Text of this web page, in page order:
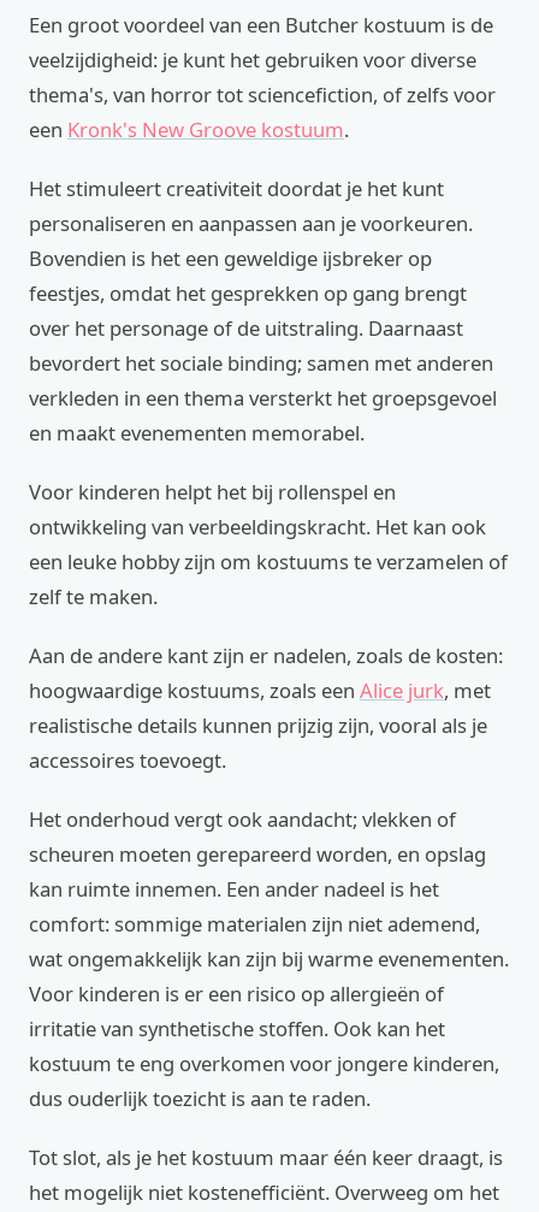
Een groot voordeel van een Butcher kostuum is de
veelzijdigheid: je kunt het gebruiken voor diverse
thema's, van horror tot sciencefiction, of zelfs voor
een Kronk's New Groove kostuum.
Het stimuleert creativiteit doordat je het kunt
personaliseren en aanpassen aan je voorkeuren.
Bovendien is het een geweldige ijsbreker op
feestjes, omdat het gesprekken op gang brengt
over het personage of de uitstraling. Daarnaast
bevordert het sociale binding; samen met anderen
verkleden in een thema versterkt het groepsgevoel
en maakt evenementen memorabel.
Voor kinderen helpt het bij rollenspel en
ontwikkeling van verbeeldingskracht. Het kan ook
een leuke hobby zijn om kostuums te verzamelen of
zelf te maken.
Aan de andere kant zijn er nadelen, zoals de kosten:
hoogwaardige kostuums, zoals een Alice jurk, met
realistische details kunnen prijzig zijn, vooral als je
accessoires toevoegt.
Het onderhoud vergt ook aandacht; vlekken of
scheuren moeten gerepareerd worden, en opslag
kan ruimte innemen. Een ander nadeel is het
comfort: sommige materialen zijn niet ademend,
wat ongemakkelijk kan zijn bij warme evenementen.
Voor kinderen is er een risico op allergieën of
irritatie van synthetische stoffen. Ook kan het
kostuum te eng overkomen voor jongere kinderen,
dus ouderlijk toezicht is aan te raden.
Tot slot, als je het kostuum maar één keer draagt, is
het mogelijk niet kostenefficiënt. Overweeg om het